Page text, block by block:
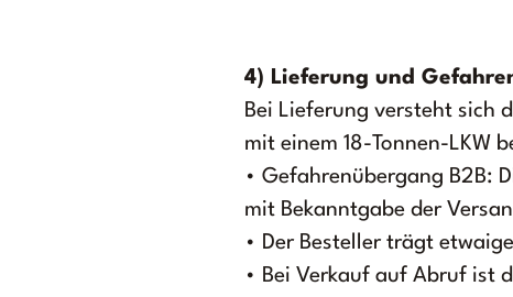
4) Lieferung und
Bei Lieferung versteht sich
mit einem 18-Tonnen-LKW
• Gefahrenübergang B2B:
mit Bekanntgabe der
• Der Besteller trägt
• Bei Verkauf auf Abruf ist